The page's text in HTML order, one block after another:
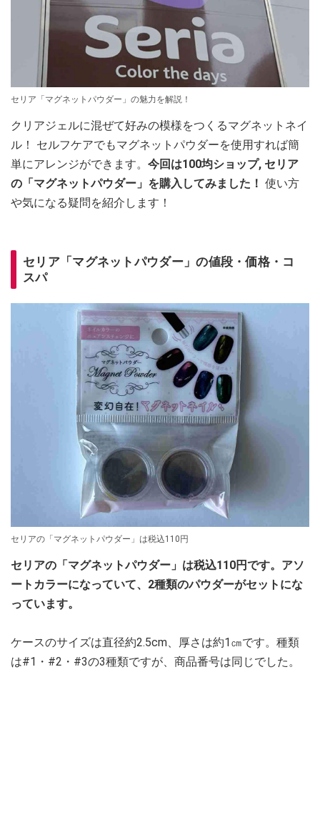
セリア「マグネットパウダー」の魅力を解説！
クリアジェルに混ぜて好みの模様をつくるマグネットネイ
ル！ セルフケアでもマグネットパウダーを使用すれば簡
単にアレンジができます。 今回は100均ショップ, セリア
の「マグネットパウダー」を購入してみました！ 使い方
や気になる疑問を紹介します！
セリア「マグネットパウダー」の値段・価格・コ
スパ
セリアの「マグネットパウダー」は税込110円
セリアの「マグネットパウダー」は税込110円です。アソ
ートカラーになっていて、2種類のパウダーがセットにな
っています。
ケースのサイズは直径約2.5cm、厚さは約1㎝です。種類
は#1・#2・#3の3種類ですが、商品番号は同じでした。